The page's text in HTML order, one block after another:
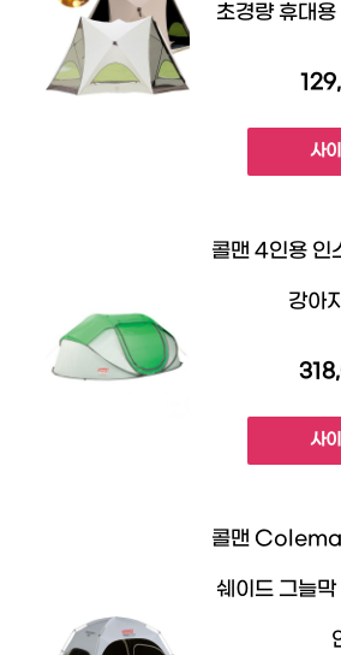
초경량 휴대
사
콜맨 4인용 인
강아
사
콜맨
쉐이드 그늘